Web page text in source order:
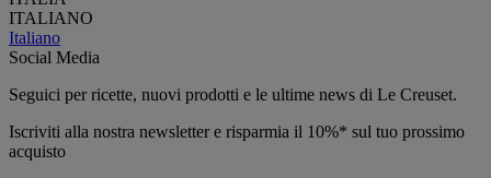
ITALIANO
Italiano
Social Media
Seguici per ricette, nuovi prodotti e le ultime news di Le Creuset.
Iscriviti alla nostra newsletter e risparmia il 10%* sul tuo prossimo
acquisto